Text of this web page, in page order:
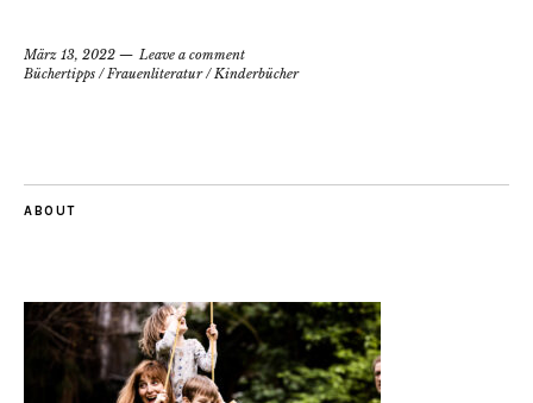
März 13, 2022
Leave a comment
Büchertipps /Frauenliteratur/Kinderbücher
ABOUT